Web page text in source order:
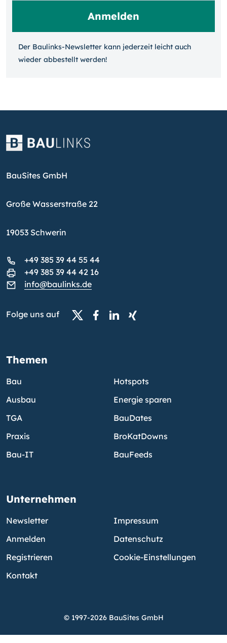
Der Baulinks-Newsletter kann jeder­zeit leicht auch
wieder ab­bestellt werden!
BauSites GmbH
Große Wasserstraße 22
19053 Schwerin
+49 385 39 44 55 44
+49 385 39 44 42 16
info@baulinks.de
Folge uns auf
Themen
Bau
Ausbau
TGA
Praxis
Bau-IT
Hotspots
Energie sparen
BauDates
BroKatDowns
BauFeeds
Unternehmen
Newsletter
Anmelden
Registrieren
Kontakt
Impressum
Datenschutz
Cookie-Einstellungen
© 1997-2026 BauSites GmbH